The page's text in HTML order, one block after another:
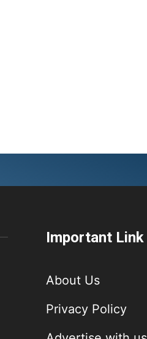
Important Link
About Us
Privacy Policy